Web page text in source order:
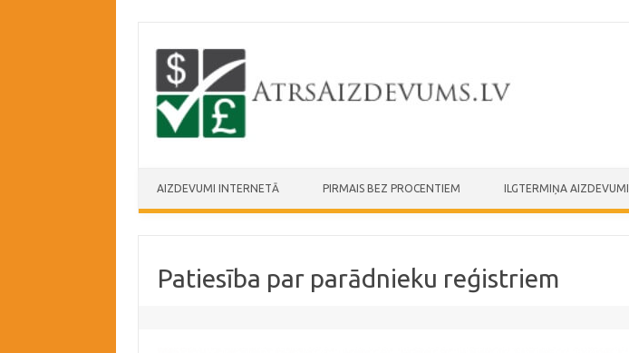
AIZDEVUMI INTERNETĀ PIRMAIS BEZ PROCENTIEM ILGTERMIŅA AIZDEVUMI
Patiesība par parādnieku reģistriem